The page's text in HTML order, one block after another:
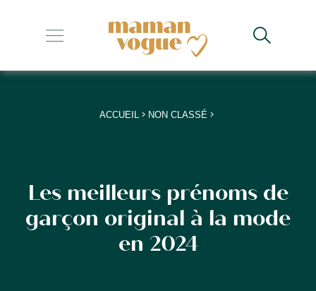
+
+
+
+
ACCUEIL > NON CLASSÉ >
Les meilleurs prénoms de
garçon original à la mode
en 2024